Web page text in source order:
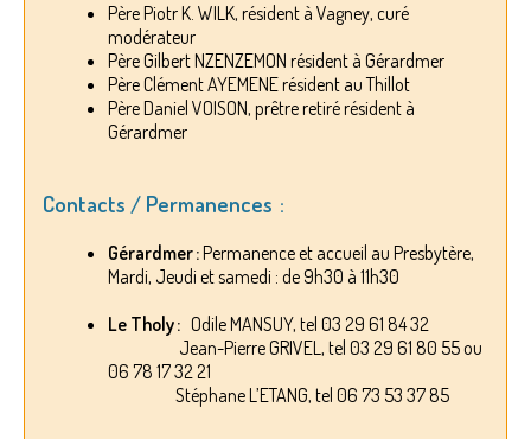
Père Piotr K. WILK, résident à Vagney, curé
modérateur
Père Gilbert NZENZEMON résident à Gérardmer
Père Clément AYEMENE résident au Thillot
Père Daniel VOISON, prêtre retiré résident à
Gérardmer
Contacts / Permanences :
Gérardmer :Permanence et accueil au Presbytère,
Mardi, Jeudi et samedi : de 9h30 à 11h30
Le Tholy : Odile MANSUY, tel 03 29 61 84 32
Jean-Pierre GRIVEL, tel 03 29 61 80 55 ou
06 78 17 32 21
Stéphane L’ETANG, tel 06 73 53 37 85